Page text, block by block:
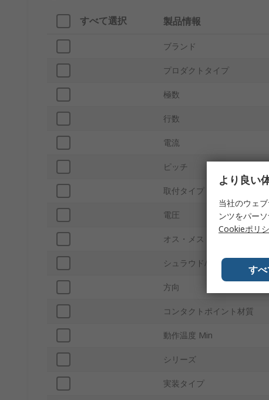
すべて選択 製品情報
ブランド
プロダクトタイプ
極数
行数
電流
ピッチ
取付タイプ
電圧
オス・メス
シュラウド/アンシュラウド
方向
コンタクトポイント材質
動作温度 Min
シリーズ
実装タイプ
より良い
当社のウェ
ンツをパー
Cookieポリシ
す